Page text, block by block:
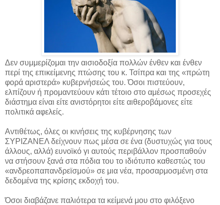
Δεν συμμερίζομαι την αισιοδοξία πολλών ένθεν και ένθεν
περί της επικείμενης πτώσης του κ. Τσίπρα και της «πρώτη
φορά αριστερά» κυβερνήσεώς του. Όσοι πιστεύουν,
ελπίζουν ή προμαντεύουν κάτι τέτοιο στο αμέσως προσεχές
διάστημα είναι είτε ανιστόρητοι είτε αιθεροβάμονες είτε
πολιτικά αφελείς.
Αντιθέτως, όλες οι κινήσεις της κυβέρνησης των
ΣΥΡΙΖΑΝΕΛ δείχνουν πως μέσα σε ένα (δυστυχώς για τους
άλλους, αλλά) ευνοϊκό γι αυτούς περιβάλλον προσπαθούν
να στήσουν ξανά στα πόδια του το ιδιότυπο καθεστώς του
«ανδρεοπαπανδρεϊσμού» σε μια νέα, προσαρμοσμένη στα
δεδομένα της κρίσης εκδοχή του.
Όσοι διαβάζανε παλιότερα τα κείμενά μου στο φιλόξενο